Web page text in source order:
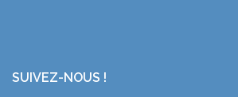
SUIVEZ-NOUS !